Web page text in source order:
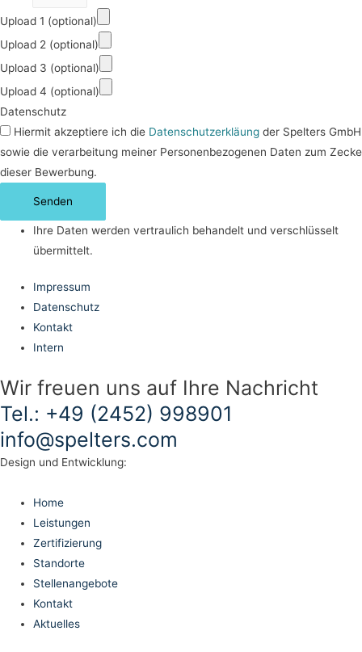
Upload 1 (optional)
Upload 2 (optional)
Upload 3 (optional)
Upload 4 (optional)
Datenschutz
Hiermit akzeptiere ich die Datenschutzerkläung der Spelters GmbH
sowie die verarbeitung meiner Personenbezogenen Daten zum Zecke
dieser Bewerbung.
Senden
Ihre Daten werden vertraulich behandelt und verschlüsselt
übermittelt.
Impressum
Datenschutz
Kontakt
Intern
Wir freuen uns auf Ihre Nachricht
Tel.: +49 (2452) 998901
info@spelters.com
Design und Entwicklung:
Home
Leistungen
Zertifizierung
Standorte
Stellenangebote
Kontakt
Aktuelles